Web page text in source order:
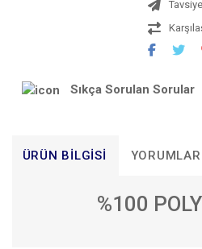
Sıkça Sorulan Sorular
ÜRÜN BILGISI YORUMLAR
%100